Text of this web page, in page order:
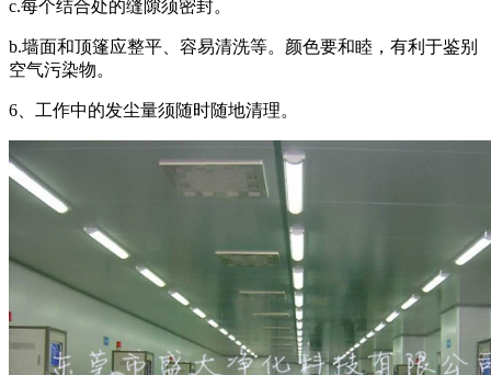
c.每个结合处的缝隙须密封。
b.墙面和顶篷应整平、容易清洗等。颜色要和睦，有利于鉴别
空气污染物。
6、工作中的发尘量须随时随地清理。